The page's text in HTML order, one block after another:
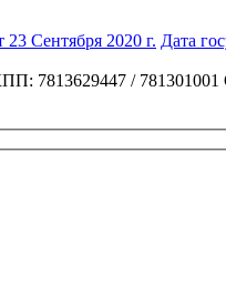
Сентября 2020 г. Дата
7813629447 / 781301001